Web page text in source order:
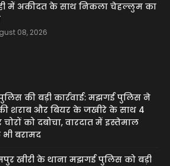
में अकीदत के साथ निकला चेहल्लुम का
08, 2026
की बड़ी कार्रवाई: मझगई पुलिस ने
की शराब और बियर के जखीरे के साथ 4
चोरों को दबोचा, वारदात में इस्तेमाल
बरामद
खीरी के थाना मझगई पुलिस को बड़ी